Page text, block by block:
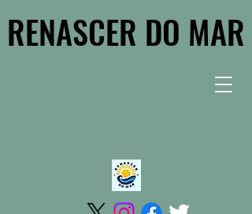
RENASCER DO MAR
RENASCER DO MAR